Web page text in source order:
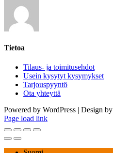
Tietoa
Tilaus- ja toimitusehdot
Usein kysytyt kysymykset
Tarjouspyyntö
Ota yhteyttä
Powered by WordPress | Design by
Page load link